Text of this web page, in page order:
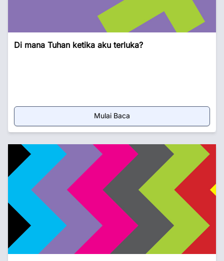
Di mana Tuhan ketika aku terluka?
Mulai Baca